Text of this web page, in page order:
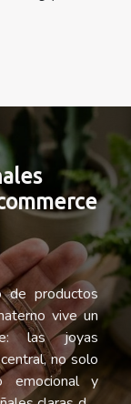
de productos
vive un
las joyas
no solo
emocional y